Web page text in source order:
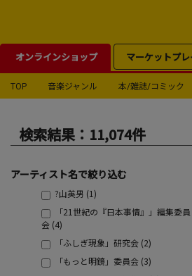
オンラインショップ マーケットプレ
TOP 音楽ジャンル 本/雑誌/コミック
検索結果：11,074件
アーティスト名で絞り込む
?山英男 (1)
「21世紀の『日本事情』」編集委員
会 (4)
「ふしぎ現象」研究会 (2)
「もっと明鏡」委員会 (3)